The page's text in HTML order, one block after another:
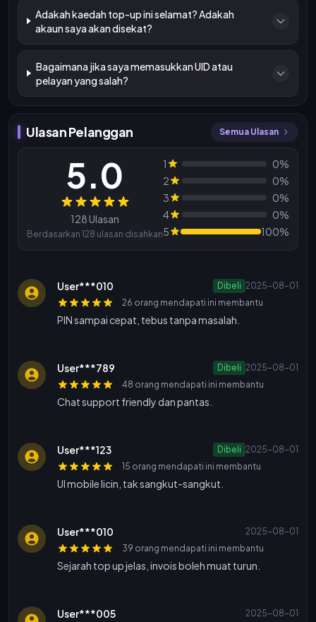
Adakah kaedah top-up ini selamat? Adakah
akaun saya akan disekat?
Bagaimana jika saya memasukkan UID atau
pelayan yang salah?
Ulasan Pelanggan Semua Ulasan
5.0
128 Ulasan
Berdasarkan 128 ulasan disahkan
1
0%
2
0%
3
0%
4
0%
5
100%
User***010 Dibeli 2025-08-01
26 orang mendapati ini membantu
PIN sampai cepat, tebus tanpa masalah.
User***789 Dibeli 2025-08-01
48 orang mendapati ini membantu
Chat support friendly dan pantas.
User***123 Dibeli 2025-08-01
15 orang mendapati ini membantu
UI mobile licin, tak sangkut-sangkut.
User***010
2025-08-01
39 orang mendapati ini membantu
Sejarah top up jelas, invois boleh muat turun.
User***005
2025-08-01